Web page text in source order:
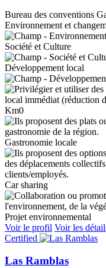
Bureau des conventions
Environnement et
Société et Culture
Développement local
Km0
Gastronomie locale
Car sharing
Projet environnemental
Voir le profil Voir les
Certified
Las Ramblas